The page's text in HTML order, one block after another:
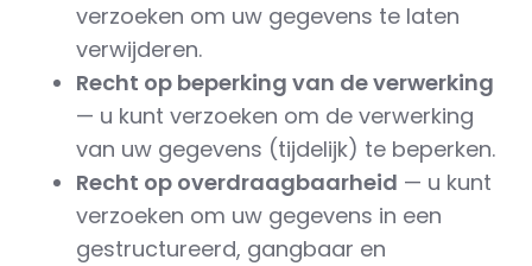
verzoeken om uw gegevens te laten
verwijderen.
Recht op beperking van de verwerking
— u kunt verzoeken om de verwerking
van uw gegevens (tijdelijk) te beperken.
Recht op overdraagbaarheid — u kunt
verzoeken om uw gegevens in een
gestructureerd, gangbaar en